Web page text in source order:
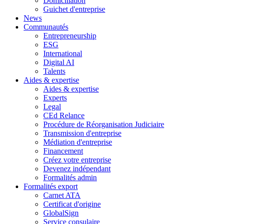
Guichet d'entreprise
News
Communautés
Entrepreneurship
ESG
International
Digital AI
Talents
Aides & expertise
Aides & expertise
Experts
Legal
CEd Relance
Procédure de Réorganisation Judiciaire
Transmission d'entreprise
Médiation d'entreprise
Financement
Créez votre entreprise
Devenez indépendant
Formalités admin
Formalités export
Carnet ATA
Certificat d'origine
GlobalSign
Service consulaire